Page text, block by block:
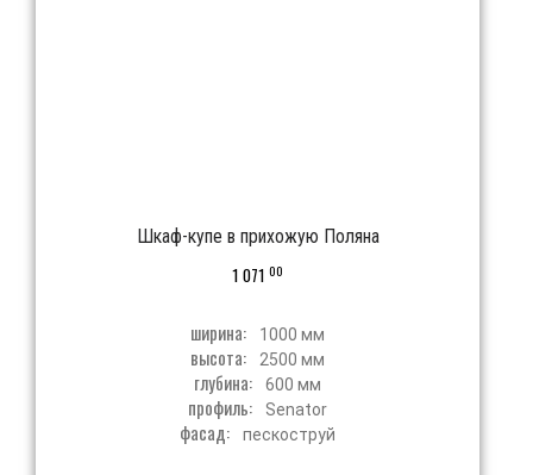
Шкаф-купе в прихожую Поляна
1 07100
ширина: 1000 мм
высота: 2500 мм
глубина: 600 мм
профиль: Senator
фасад: пескоструй